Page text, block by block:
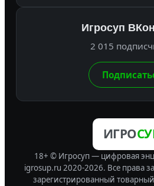
Игросуп
2 015
ИГРО
18+ © Игросуп — цифровая
igrosup.ru 2020-2026. Все права
зарегистрированный